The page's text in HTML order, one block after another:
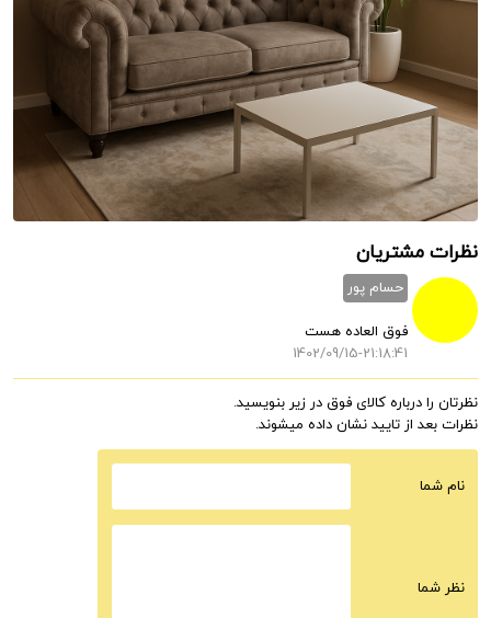
نظرات مشتریان
حسام پور
فوق العاده هست
1402/09/15-21:18:41
نظرتان را درباره کالای فوق در زیر بنویسید.
نظرات بعد از تایید نشان داده میشوند.
نام شما
نظر شما